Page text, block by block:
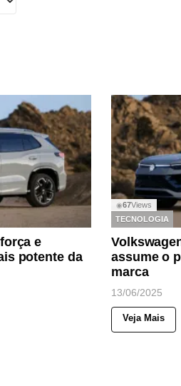
e
potente da
◉67Views
TECNOLOGIA
assume o
marca
13/06/2025
Veja Mais